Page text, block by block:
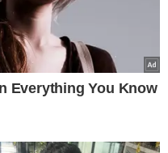
odelegado Samuel
foram
além de carros de luxo
ainda que a
um caso de receptação
na operação
de diversos